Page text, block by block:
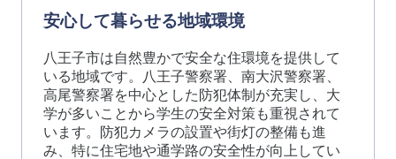
安心して暮らせる地域環境
八王子市は自然豊かで安全な住環境を提供して
いる地域です。八王子警察署、南大沢警察署、
高尾警察署を中心とした防犯体制が充実し、大
学が多いことから学生の安全対策も重視されて
います。防犯カメラの設置や街灯の整備も進
み、特に住宅地や通学路の安全性が向上してい